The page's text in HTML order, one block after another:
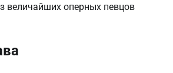
величайших оперных певцов